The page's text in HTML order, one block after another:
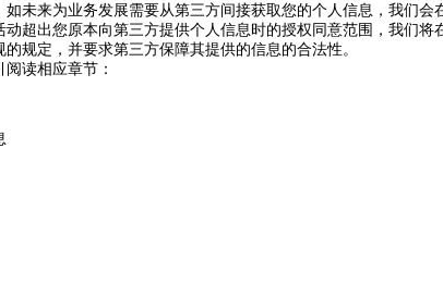
未来为业务发展需要从第三方间接获取您的个人信息，我们
超出您原本向第三方提供个人信息时的授权同意范围，我们将
规定，并要求第三方保障其提供的信息的合法性。
读相应章节：